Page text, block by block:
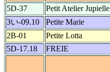
5D-37
Petit Atelier Jupielle
3い-09.10
Petite Marie
2B-01
Petite Lotta
5D-17.18
FREIE